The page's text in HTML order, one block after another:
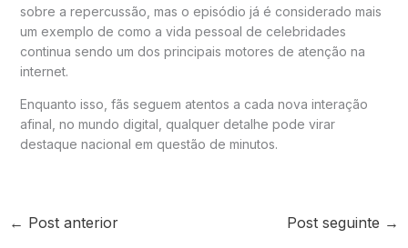
sobre a repercussão, mas o episódio já é considerado mais
um exemplo de como a vida pessoal de celebridades
continua sendo um dos principais motores de atenção na
internet.
Enquanto isso, fãs seguem atentos a cada nova interação
afinal, no mundo digital, qualquer detalhe pode virar
destaque nacional em questão de minutos.
← Post anterior Post seguinte →